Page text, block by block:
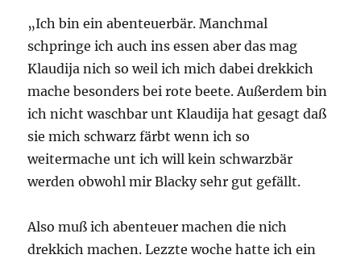
„Ich bin ein abenteuerbär. Manchmal
schpringe ich auch ins essen aber das mag
Klaudija nich so weil ich mich dabei drekkich
mache besonders bei rote beete. Außerdem bin
ich nicht waschbar unt Klaudija hat gesagt daß
sie mich schwarz färbt wenn ich so
weitermache unt ich will kein schwarzbär
werden obwohl mir Blacky sehr gut gefällt.
Also muß ich abenteuer machen die nich
drekkich machen. Lezzte woche hatte ich ein